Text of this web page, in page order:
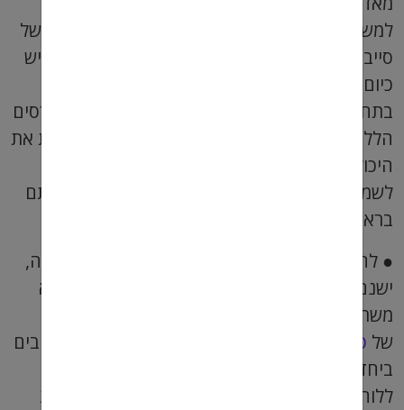
למשרה רק על סמך הידע האישי שיש לכם בנושא של
סייבר. רצוי מאד שתעברו קורסים איכותיים מאד – יש
כיום מכללות ובתי ספר פרטיים שכוללים קורסים
בתחום אבטחת מידע וסייבר, ואם תעברו את הקורסים
הללו עם ציונים גבוהים ,זה כמובן יעלה משמעותית את
היכולת שלכם למצוא משרה מכניסה. אל תשכחו
לשמור את התעודות שלכם, כדי שתוכלו להציג אותם
בראיונות עבודה.
● לחפש בלוחות רלוונטיים – כיום לשמחתכם הרבה,
ישנם לא מעט לוחות דרושים, שבהם אפשר למצוא
משרות על פי חתך ספציפי – כולל משרות בתחום
של סייבר ואבטחת מידע
(התחומים הללו לרוב שלובים
ביחד בתחום אחד). אתם בהחלט יכולים להיכנס
ללוחות הללו, שהם חינמיים לגמרי, ושם לחפש את